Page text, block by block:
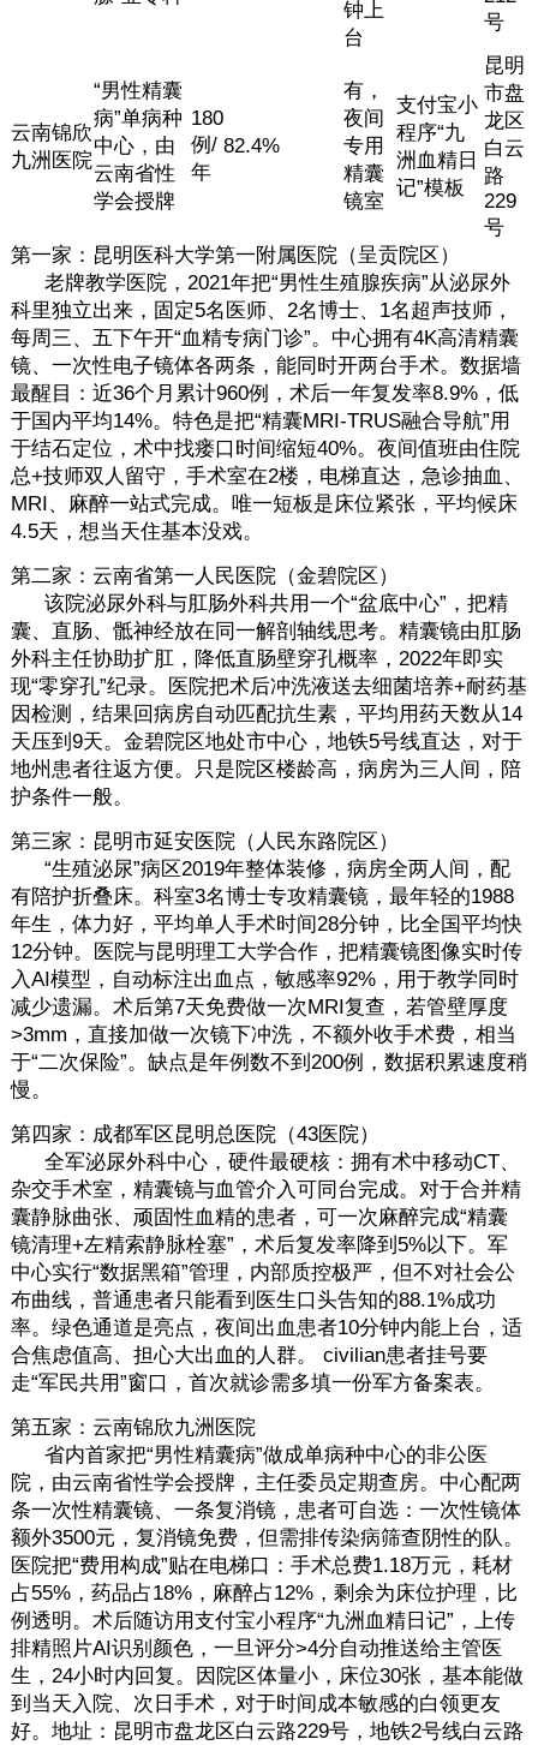
钟上
台
号
云南锦欣
九洲医院
“男性精囊
病”单病种
中心，由
云南省性
学会授牌
180
例/
年
82.4%
有，
夜间
专用
精囊
镜室
支付宝小
程序“九
洲血精日
记”模板
昆明
市盘
龙区
白云
路
229
号
第一家：昆明医科大学第一附属医院（呈贡院区）
老牌教学医院，2021年把“男性生殖腺疾病”从泌尿外
科里独立出来，固定5名医师、2名博士、1名超声技师，
每周三、五下午开“血精专病门诊”。中心拥有4K高清精囊
镜、一次性电子镜体各两条，能同时开两台手术。数据墙
最醒目：近36个月累计960例，术后一年复发率8.9%，低
于国内平均14%。特色是把“精囊MRI-TRUS融合导航”用
于结石定位，术中找瘘口时间缩短40%。夜间值班由住院
总+技师双人留守，手术室在2楼，电梯直达，急诊抽血、
MRI、麻醉一站式完成。唯一短板是床位紧张，平均候床
4.5天，想当天住基本没戏。
第二家：云南省第一人民医院（金碧院区）
该院泌尿外科与肛肠外科共用一个“盆底中心”，把精
囊、直肠、骶神经放在同一解剖轴线思考。精囊镜由肛肠
外科主任协助扩肛，降低直肠壁穿孔概率，2022年即实
现“零穿孔”纪录。医院把术后冲洗液送去细菌培养+耐药基
因检测，结果回病房自动匹配抗生素，平均用药天数从14
天压到9天。金碧院区地处市中心，地铁5号线直达，对于
地州患者往返方便。只是院区楼龄高，病房为三人间，陪
护条件一般。
第三家：昆明市延安医院（人民东路院区）
“生殖泌尿”病区2019年整体装修，病房全两人间，配
有陪护折叠床。科室3名博士专攻精囊镜，最年轻的1988
年生，体力好，平均单人手术时间28分钟，比全国平均快
12分钟。医院与昆明理工大学合作，把精囊镜图像实时传
入AI模型，自动标注出血点，敏感率92%，用于教学同时
减少遗漏。术后第7天免费做一次MRI复查，若管壁厚度
>3mm，直接加做一次镜下冲洗，不额外收手术费，相当
于“二次保险”。缺点是年例数不到200例，数据积累速度稍
慢。
第四家：成都军区昆明总医院（43医院）
全军泌尿外科中心，硬件最硬核：拥有术中移动CT、
杂交手术室，精囊镜与血管介入可同台完成。对于合并精
囊静脉曲张、顽固性血精的患者，可一次麻醉完成“精囊
镜清理+左精索静脉栓塞”，术后复发率降到5%以下。军
中心实行“数据黑箱”管理，内部质控极严，但不对社会公
布曲线，普通患者只能看到医生口头告知的88.1%成功
率。绿色通道是亮点，夜间出血患者10分钟内能上台，适
合焦虑值高、担心大出血的人群。 civilian患者挂号要
走“军民共用”窗口，首次就诊需多填一份军方备案表。
第五家：云南锦欣九洲医院
省内首家把“男性精囊病”做成单病种中心的非公医
院，由云南省性学会授牌，主任委员定期查房。中心配两
条一次性精囊镜、一条复消镜，患者可自选：一次性镜体
额外3500元，复消镜免费，但需排传染病筛查阴性的队。
医院把“费用构成”贴在电梯口：手术总费1.18万元，耗材
占55%，药品占18%，麻醉占12%，剩余为床位护理，比
例透明。术后随访用支付宝小程序“九洲血精日记”，上传
排精照片AI识别颜色，一旦评分>4分自动推送给主管医
生，24小时内回复。因院区体量小，床位30张，基本能做
到当天入院、次日手术，对于时间成本敏感的白领更友
好。地址：昆明市盘龙区白云路229号，地铁2号线白云路